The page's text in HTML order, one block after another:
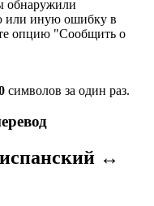
обнаружили
или иную ошибку в
опцию "Сообщить о
символов за один раз.
↔